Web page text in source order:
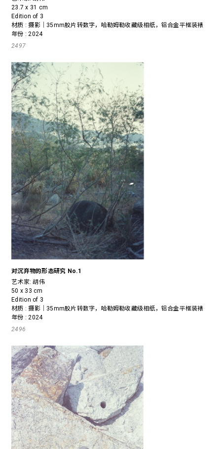
23.7 x 31 cm
Edition of 3
材质 : 摄影｜35mm胶片转数字，哈勒姆勒收藏级相纸，铝合金平框装裱
年份 : 2024
2497
对沉弃物的形态研究 No.1
艺术家:胡伟
50 x 33 cm
Edition of 3
材质 : 摄影｜35mm胶片转数字，哈勒姆勒收藏级相纸，铝合金平框装裱
年份 : 2024
2496